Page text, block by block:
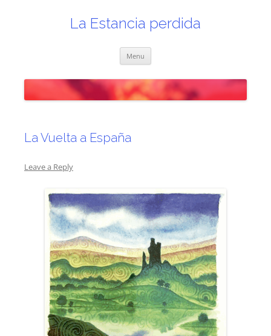
La Estancia perdida
Menu
La Vuelta a España
Leave a Reply